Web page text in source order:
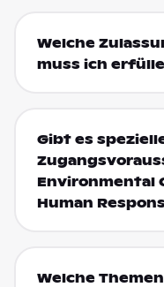
Welche
muss ich
Gibt es
Environmental
Human
Welche